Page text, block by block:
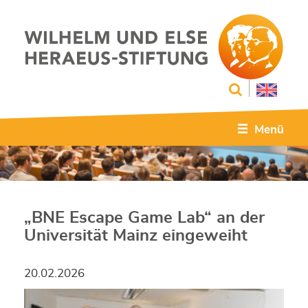
Menü
„BNE Escape Game Lab“ an der
Universität Mainz eingeweiht
20.02.2026